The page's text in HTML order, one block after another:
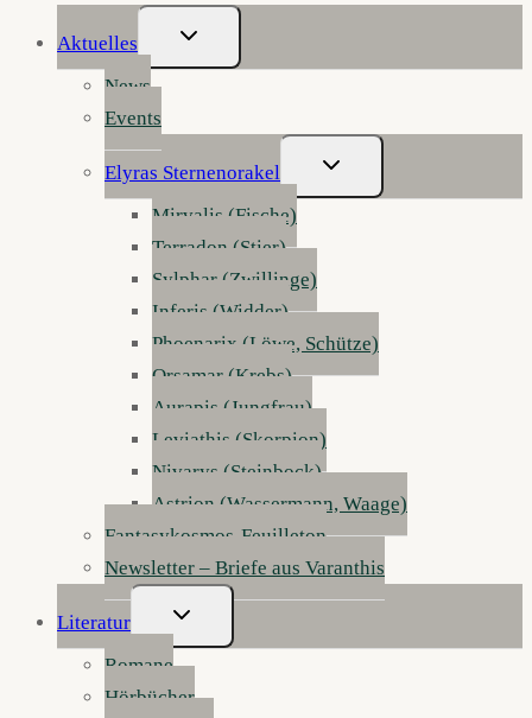
Aktuelles
Untermenü
Umschalten
News
Events
Elyras Sternenorakel
Untermenü
Umschalten
Mirvalis (Fische)
Terradon (Stier)
Sylphar (Zwillinge)
Inferis (Widder)
Phoenarix (Löwe, Schütze)
Orsamar (Krebs)
Aurapis (Jungfrau)
Leviathis (Skorpion)
Nivarys (Steinbock)
Astrion (Wassermann, Waage)
Fantasykosmos-Feuilleton
Newsletter – Briefe aus Varanthis
Literatur
Untermenü
Umschalten
Romane
Hörbücher